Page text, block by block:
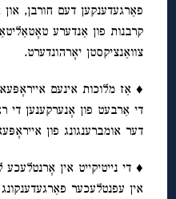
פאַרגעדענקען דעם חורבן, און
קרבנות פון אַנדערע
צוואַנציקסטן יאָרהונדערט.
♦ אַז מלוכות אינעם
די אַרבעט פון אָנערקענען די
דער אומברענגונג פון
♦ די נייטיקייט אין אָרנטלעכע
אין עפנטלעכער